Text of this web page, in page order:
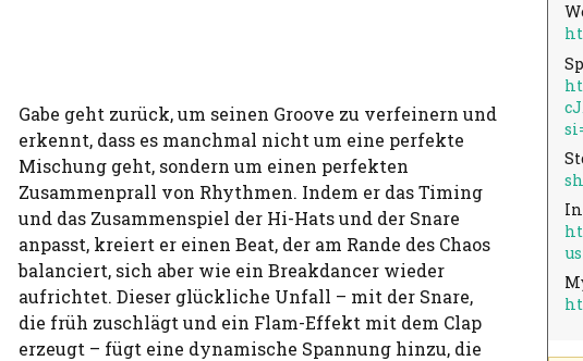
Gabe geht zurück, um seinen Groove zu verfeinern und
erkennt, dass es manchmal nicht um eine perfekte
Mischung geht, sondern um einen perfekten
Zusammenprall von Rhythmen. Indem er das Timing
und das Zusammenspiel der Hi-Hats und der Snare
anpasst, kreiert er einen Beat, der am Rande des Chaos
balanciert, sich aber wie ein Breakdancer wieder
aufrichtet. Dieser glückliche Unfall – mit der Snare,
die früh zuschlägt und ein Flam-Effekt mit dem Clap
erzeugt – fügt eine dynamische Spannung hinzu, die